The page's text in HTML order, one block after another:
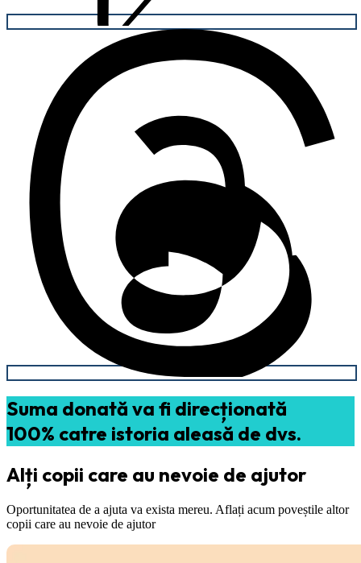
Suma donată va fi direcționată
100% catre istoria aleasă de dvs.
Alți copii care au nevoie de ajutor
Oportunitatea de a ajuta va exista mereu. Aflați acum poveștile altor
copii care au nevoie de ajutor